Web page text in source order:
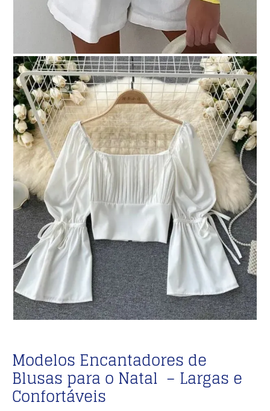
Modelos Encantadores de
Blusas para o Natal – Largas e
Confortáveis